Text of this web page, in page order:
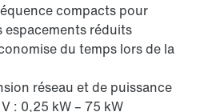
compacts pour
réduits
du temps lors de la
réseau et de puissance
: 0,25 kW – 75 kW